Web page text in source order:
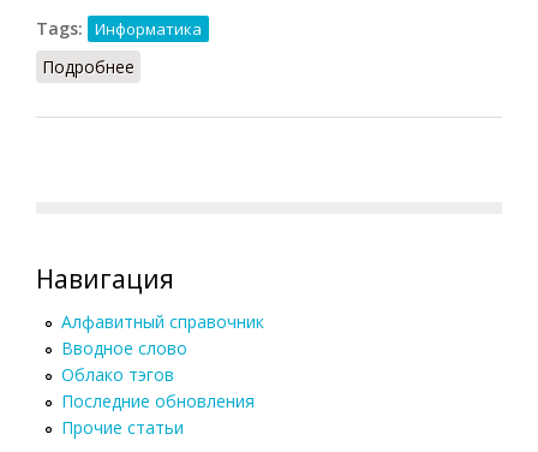
Tags:
Информатика
Подробнее
Навигация
Алфавитный справочник
Вводное слово
Облако тэгов
Последние обновления
Прочие статьи